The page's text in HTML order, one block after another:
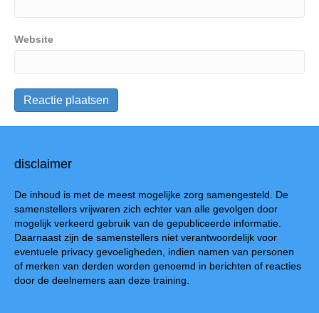
Website
disclaimer
De inhoud is met de meest mogelijke zorg samengesteld. De
samenstellers vrijwaren zich echter van alle gevolgen door
mogelijk verkeerd gebruik van de gepubliceerde informatie.
Daarnaast zijn de samenstellers niet verantwoordelijk voor
eventuele privacy gevoeligheden, indien namen van personen
of merken van derden worden genoemd in berichten of reacties
door de deelnemers aan deze training.